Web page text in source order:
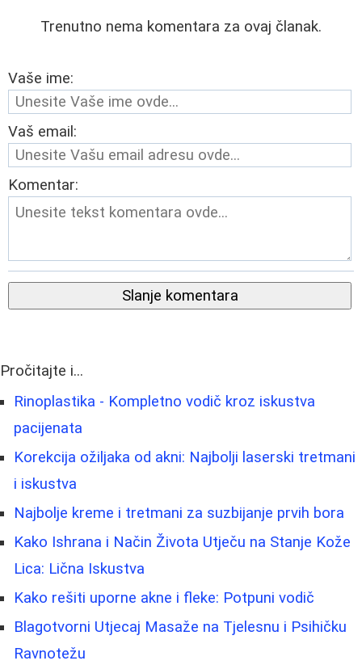
Trenutno nema komentara za ovaj članak.
Vaše ime:
Vaš email:
Komentar:
Slanje komentara
Pročitajte i...
Rinoplastika - Kompletno vodič kroz iskustva
pacijenata
Korekcija ožiljaka od akni: Najbolji laserski tretmani
i iskustva
Najbolje kreme i tretmani za suzbijanje prvih bora
Kako Ishrana i Način Života Utječu na Stanje Kože
Lica: Lična Iskustva
Kako rešiti uporne akne i fleke: Potpuni vodič
Blagotvorni Utjecaj Masaže na Tjelesnu i Psihičku
Ravnotežu